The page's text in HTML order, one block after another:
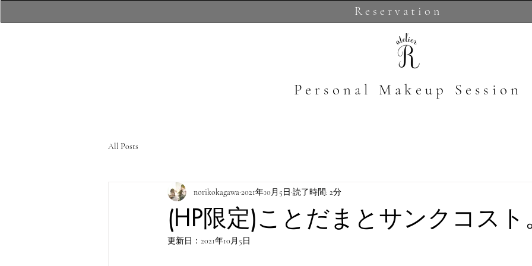
Reservation
​Personal Makeup Session
All Posts
(HP限定)ことだまとサンクコスト
norikokagawa2021年10月5日 読了時間: 2分
更新日： 2021年10月5日